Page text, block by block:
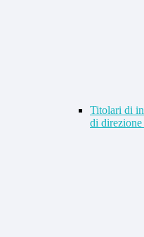
Titolari di
di